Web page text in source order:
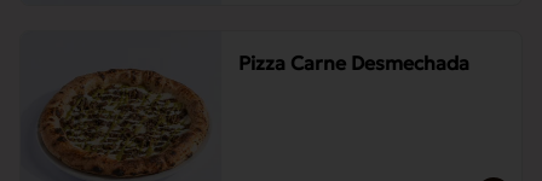
Pizza Carne Desmechada